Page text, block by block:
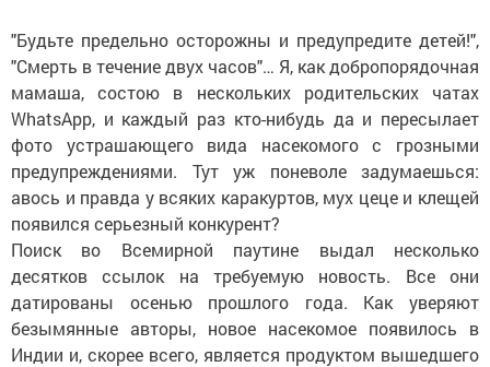
"Будьте предельно осторожны и предупредите детей!",
"Смерть в течение двух часов"… Я, как добропорядочная
мамаша, состою в нескольких родительских чатах
WhatsApp, и каждый раз кто-нибудь да и пересылает
фото устрашающего вида насекомого с грозными
предупреждениями. Тут уж поневоле задумаешься:
авось и правда у всяких каракуртов, мух цеце и клещей
появился серьезный конкурент?
Поиск во Всемирной паутине выдал несколько
десятков ссылок на требуемую новость. Все они
датированы осенью прошлого года. Как уверяют
безымянные авторы, новое насекомое появилось в
Индии и, скорее всего, является продуктом вышедшего